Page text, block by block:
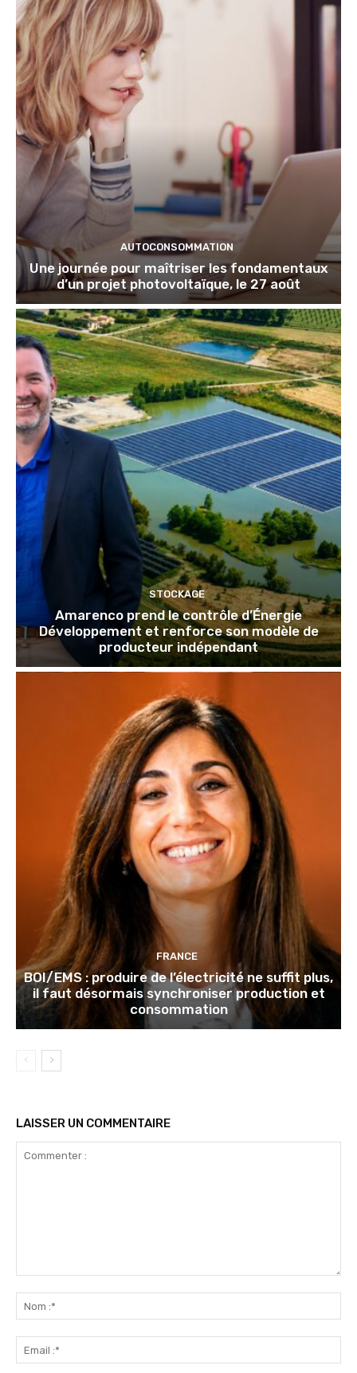
AUTOCONSOMMATION
Une journée pour maîtriser les fondamentaux
d’un projet photovoltaïque, le 27 août
STOCKAGE
Amarenco prend le contrôle d’Énergie
Développement et renforce son modèle de
producteur indépendant
FRANCE
BOI/EMS : produire de l’électricité ne suffit plus,
il faut désormais synchroniser production et
consommation
LAISSER UN COMMENTAIRE
:*
:*